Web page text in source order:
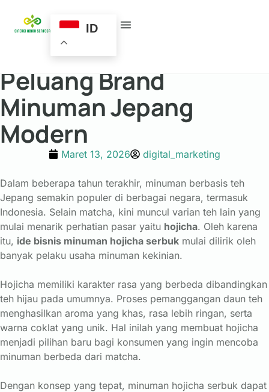
ID
Ide Bisnis Minuman
Hojicha Serbuk:
Peluang Brand
Minuman Jepang
Modern
Maret 13, 2026 digital_marketing
Dalam beberapa tahun terakhir, minuman berbasis teh
Jepang semakin populer di berbagai negara, termasuk
Indonesia. Selain matcha, kini muncul varian teh lain yang
mulai menarik perhatian pasar yaitu hojicha. Oleh karena
itu, ide bisnis minuman hojicha serbuk mulai dilirik oleh
banyak pelaku usaha minuman kekinian.
Hojicha memiliki karakter rasa yang berbeda dibandingkan
teh hijau pada umumnya. Proses pemanggangan daun teh
menghasilkan aroma yang khas, rasa lebih ringan, serta
warna coklat yang unik. Hal inilah yang membuat hojicha
menjadi pilihan baru bagi konsumen yang ingin mencoba
minuman berbeda dari matcha.
Dengan konsep yang tepat, minuman hojicha serbuk dapat